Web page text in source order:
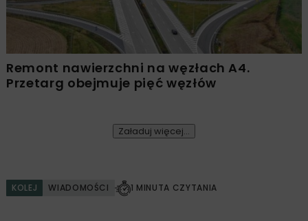
Remont nawierzchni na węzłach A4.
Przetarg obejmuje pięć węzłów
Załaduj więcej...
KOLEJ WIADOMOŚCI 1 MINUTA CZYTANIA